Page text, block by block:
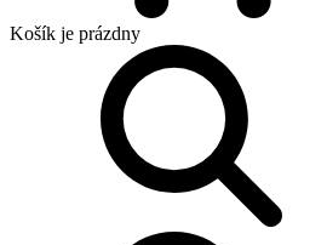
Košík je prázdny